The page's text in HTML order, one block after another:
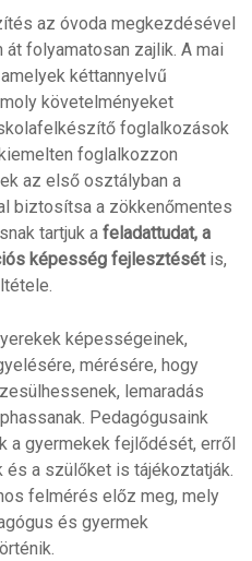
az óvoda megkezdésével
folyamatosan zajlik. A mai
kéttannyelvű
követelményeket
foglalkozások
foglalkozzon
az első osztályban a
biztosítsa a zökkenőmentes
tartjuk a feladattudat, a
képesség fejlesztésétis,
képességeinek,
mérésére, hogy
lemaradás
Pedagógusaink
a gyermekek fejlődését, erről
a szülőket is tájékoztatják.
felmérés előz meg, mely
és gyermek